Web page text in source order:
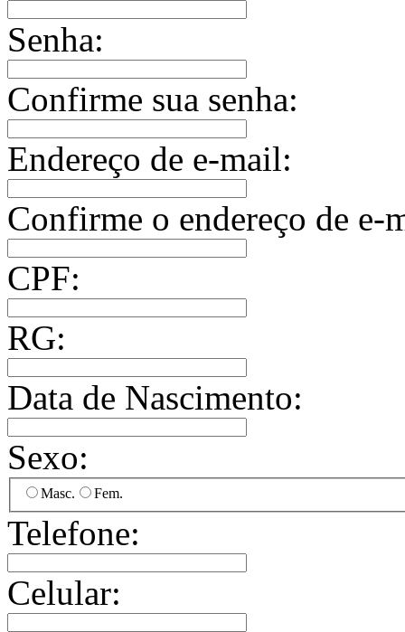
Senha:
Confirme sua senha:
Endereço de e-mail:
Confirme o endereço de e-
CPF:
RG:
Data de Nascimento:
Sexo:
Masc. Fem.
Telefone:
Celular: